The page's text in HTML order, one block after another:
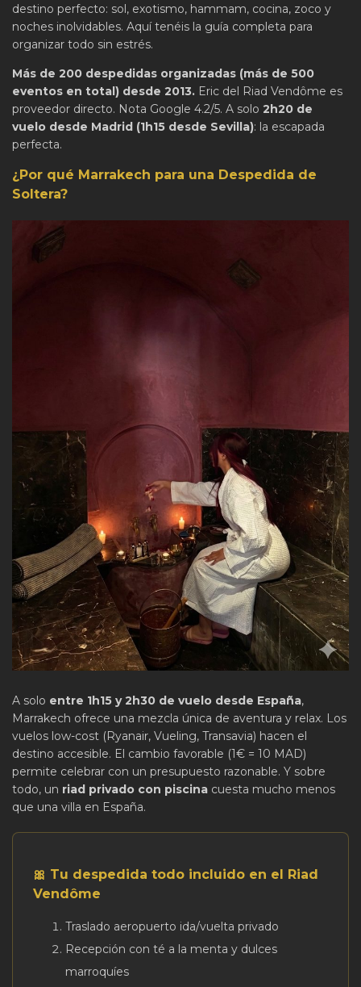
destino perfecto: sol, exotismo, hammam, cocina, zoco y
noches inolvidables. Aquí tenéis la guía completa para
organizar todo sin estrés.
Más de 200 despedidas organizadas (más de 500
eventos en total) desde 2013. Eric del Riad Vendôme es
proveedor directo. Nota Google 4.2/5. A solo 2h20 de
vuelo desde Madrid (1h15 desde Sevilla): la escapada
perfecta.
¿Por qué Marrakech para una Despedida de
Soltera?
A solo entre 1h15 y 2h30 de vuelo desde España,
Marrakech ofrece una mezcla única de aventura y relax. Los
vuelos low-cost (Ryanair, Vueling, Transavia) hacen el
destino accesible. El cambio favorable (1€ = 10 MAD)
permite celebrar con un presupuesto razonable. Y sobre
todo, un riad privado con piscina cuesta mucho menos
que una villa en España.
🎀 Tu despedida todo incluido en el Riad
Vendôme
Traslado aeropuerto ida/vuelta privado
Recepción con té a la menta y dulces
marroquíes